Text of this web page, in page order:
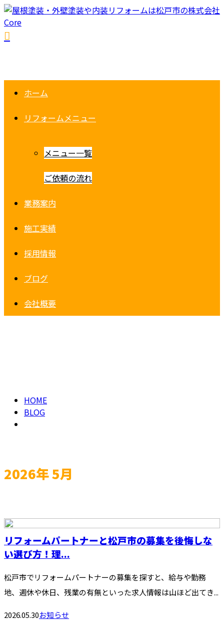
ホーム
リフォームメニュー
メニュー一覧
ご依頼の流れ
業務案内
施工実績
採用情報
ブログ
会社概要
HOME
BLOG
2026年 5月
リフォームパートナーと松戸市の募集を後悔しな
い選び方！理...
松戸市でリフォームパートナーの募集を探すと、給与や勤務
地、週休や休日、残業の有無といった求人情報は山ほど出てき...
2026.05.30お知らせ